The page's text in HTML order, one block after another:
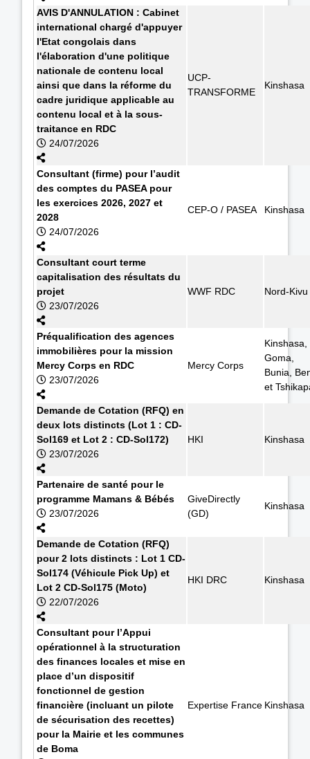
AVIS D'ANNULATION : Cabinet
international chargé d'appuyer
l'Etat congolais dans
l'élaboration d'une politique
nationale de contenu local
ainsi que dans la réforme du
cadre juridique applicable au
contenu local et à la sous-
traitance en RDC
24/07/2026
UCP-
TRANSFORME
Kinshasa
Consultant (firme) pour l’audit
des comptes du PASEA pour
les exercices 2026, 2027 et
2028
24/07/2026
CEP-O / PASEA Kinshasa
Consultant court terme
capitalisation des résultats du
projet
23/07/2026
WWF RDC Nord-Kivu
Préqualification des agences
immobilières pour la mission
Mercy Corps en RDC
23/07/2026
Mercy Corps
Kinshasa,
Goma,
Bunia,
et
Demande de Cotation (RFQ) en
deux lots distincts (Lot 1 : CD-
Sol169 et Lot 2 : CD-Sol172)
23/07/2026
HKI Kinshasa
Partenaire de santé pour le
programme Mamans & Bébés
23/07/2026
GiveDirectly
(GD)
Kinshasa
Demande de Cotation (RFQ)
pour 2 lots distincts : Lot 1 CD-
Sol174 (Véhicule Pick Up) et
Lot 2 CD-Sol175 (Moto)
22/07/2026
HKI DRC Kinshasa
Consultant pour l’Appui
opérationnel à la structuration
des finances locales et mise en
place d’un dispositif
fonctionnel de gestion
financière (incluant un pilote
de sécurisation des recettes)
pour la Mairie et les communes
de Boma
Expertise France Kinshasa